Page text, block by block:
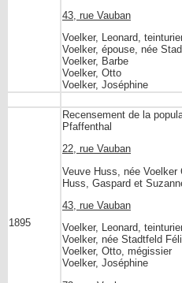
43, rue Vauban
Voelker, Leonard,
Voelker, épouse, née
Voelker, Barbe
Voelker, Otto
Voelker, Joséphine
1895
Recensement de la
Pfaffenthal
22, rue Vauban
Veuve Huss, née Voelker
Huss, Gaspard et
43, rue Vauban
Voelker, Leonard,
Voelker, née Stadtfeld
Voelker, Otto, mégissier
Voelker, Joséphine